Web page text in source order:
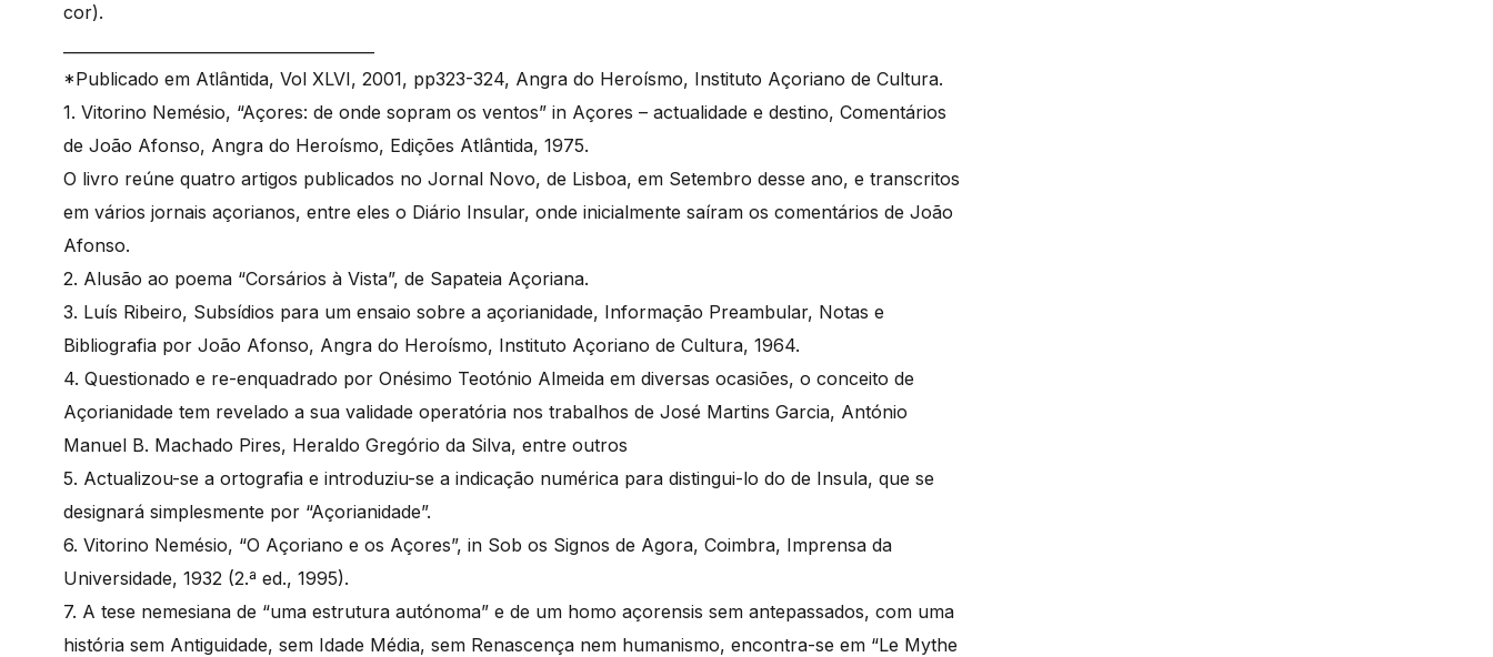
cor).
*Publicado em Atlântida, Vol XLVI, 2001, pp323-324, Angra do Heroísmo, Instituto Açoriano de Cultura.
1. Vitorino Nemésio, “Açores: de onde sopram os ventos” in Açores – actualidade e destino, Comentários
de João Afonso, Angra do Heroísmo, Edições Atlântida, 1975.
O livro reúne quatro artigos publicados no Jornal Novo, de Lisboa, em Setembro desse ano, e transcritos
em vários jornais açorianos, entre eles o Diário Insular, onde inicialmente saíram os comentários de João
Afonso.
2. Alusão ao poema “Corsários à Vista”, de Sapateia Açoriana.
3. Luís Ribeiro, Subsídios para um ensaio sobre a açorianidade, Informação Preambular, Notas e
Bibliografia por João Afonso, Angra do Heroísmo, Instituto Açoriano de Cultura, 1964.
4. Questionado e re-enquadrado por Onésimo Teotónio Almeida em diversas ocasiões, o conceito de
Açorianidade tem revelado a sua validade operatória nos trabalhos de José Martins Garcia, António
Manuel B. Machado Pires, Heraldo Gregório da Silva, entre outros
5. Actualizou-se a ortografia e introduziu-se a indicação numérica para distingui-lo do de Insula, que se
designará simplesmente por “Açorianidade”.
6. Vitorino Nemésio, “O Açoriano e os Açores”, in Sob os Signos de Agora, Coimbra, Imprensa da
Universidade, 1932 (2.ª ed., 1995).
7. A tese nemesiana de “uma estrutura autónoma” e de um homo açorensis sem antepassados, com uma
história sem Antiguidade, sem Idade Média, sem Renascença nem humanismo, encontra-se em “Le Mythe